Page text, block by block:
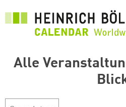
Alle